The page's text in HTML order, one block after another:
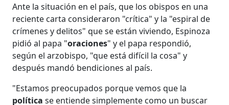
Ante la situación en el país, que los obispos en una
reciente carta consideraron "crítica" y la "espiral de
crímenes y delitos" que se están viviendo, Espinoza
pidió al papa "oraciones" y el papa respondió,
según el arzobispo, "que está difícil la cosa" y
después mandó bendiciones al país.
"Estamos preocupados porque vemos que la
políticase entiende simplemente como un buscar